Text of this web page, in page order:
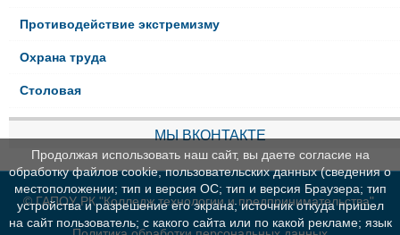
Противодействие экстремизму
Охрана труда
Столовая
МЫ ВКОНТАКТЕ
© ГАПОУ РК "Колледж технологии и предпринимательства"
Продолжая использовать наш сайт, вы даете согласие на
обработку файлов cookie, пользовательских данных (сведения о
местоположении; тип и версия ОС; тип и версия Браузера; тип
устройства и разрешение его экрана; источник откуда пришел
на сайт пользователь; с какого сайта или по какой рекламе; язык